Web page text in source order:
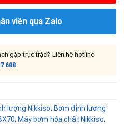
viên qua Zalo
gặp trục trặc? Liên hệ hotline
688
lượng Nikkiso, Bơm định lượng
, Máy bơm hóa chất Nikkiso,